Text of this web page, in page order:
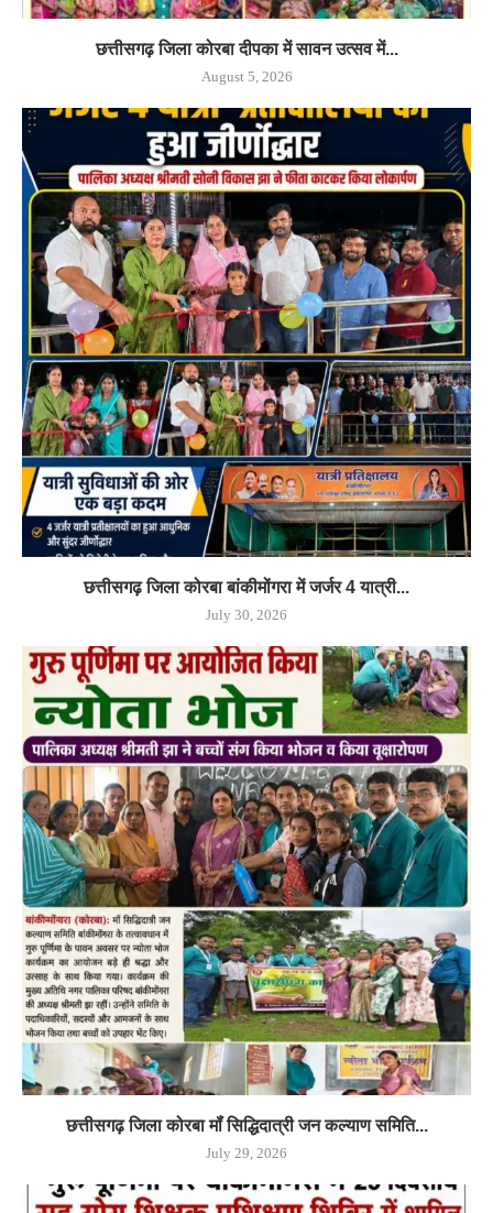
छत्तीसगढ़ जिला कोरबा दीपका में सावन उत्सव में...
August 5, 2026
छत्तीसगढ़ जिला कोरबा बांकीमोंगरा में जर्जर 4 यात्री...
July 30, 2026
छत्तीसगढ़ जिला कोरबा मॉं सिद्धिदात्री जन कल्याण समिति...
July 29, 2026